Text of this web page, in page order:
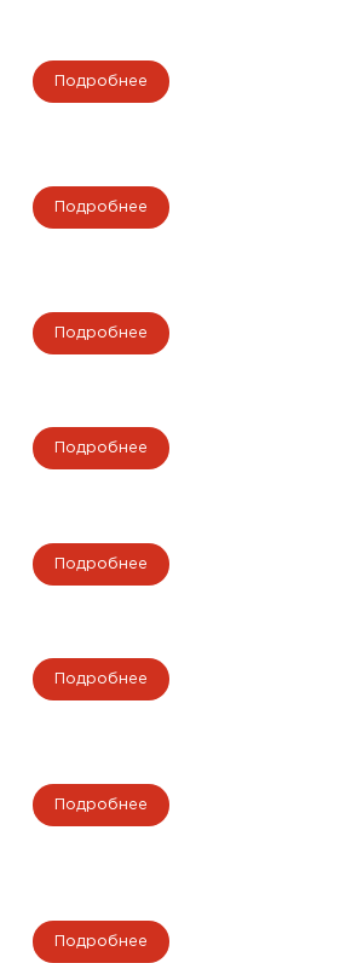
Подробнее
Подробнее
Подробнее
Подробнее
Подробнее
Подробнее
Подробнее
Подробнее